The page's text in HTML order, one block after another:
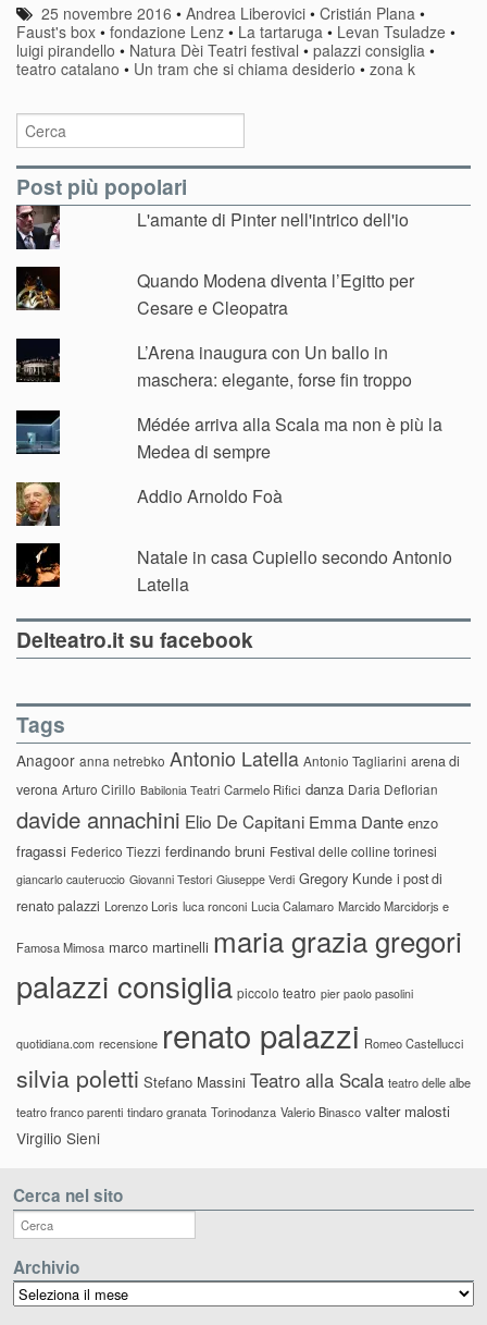
25 novembre 2016 •Andrea Liberovici •Cristián Plana •
Faust's box • fondazione Lenz • La tartaruga • Levan Tsuladze •
luigi pirandello • Natura Dèi Teatri festival • palazzi consiglia •
teatro catalano • Un tram che si chiama desiderio • zona k
Post più popolari
L'amante di Pinter nell'intrico dell'io
Quando Modena diventa l’Egitto per
Cesare e Cleopatra
L’Arena inaugura con Un ballo in
maschera: elegante, forse fin troppo
Médée arriva alla Scala ma non è più la
Medea di sempre
Addio Arnoldo Foà
Natale in casa Cupiello secondo Antonio
Latella
Delteatro.it su facebook
Tags
Anagoor anna netrebko Antonio Latella Antonio Tagliarini arena di
verona Arturo Cirillo Babilonia Teatri Carmelo Rifici danza Daria Deflorian
davide annachini Elio De Capitani Emma Dante enzo
fragassi Federico Tiezzi ferdinando bruni Festival delle colline torinesi
giancarlo cauteruccio Giovanni Testori Giuseppe Verdi Gregory Kunde i post di
renato palazzi Lorenzo Loris luca ronconi Lucia Calamaro Marcido Marcidorjs e
Famosa Mimosa marco martinelli maria grazia gregori
palazzi consiglia piccolo teatro pier paolo pasolini
quotidiana.com recensione renato palazzi Romeo Castellucci
silvia poletti Stefano Massini Teatro alla Scala teatro delle albe
teatro franco parenti tindaro granata Torinodanza Valerio Binasco valter malosti
Virgilio Sieni
Cerca nel sito
Archivio
Archivio